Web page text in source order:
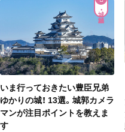
城・城跡
いま行っておきたい豊臣兄弟
ゆかりの城！ 13選。城郭カメラ
マンが注目ポイントを教えま
す